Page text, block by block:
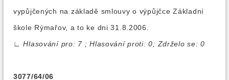
vypůjčených na základě smlouvy o výpůjčce Základní
škole Rýmařov, a to ke dni 31.8.2006.
∟
Hlasování pro: 7 ; Hlasování proti: 0; Zdrželo se: 0
3077/64/06